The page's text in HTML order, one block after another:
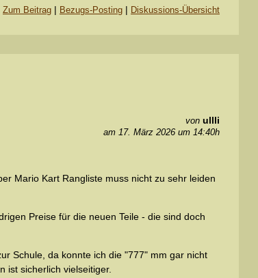
Zum Beitrag | Bezugs-Posting | Diskussions-Übersicht
von ullli
am 17. März 2026 um 14:40h
Mario Kart Rangliste muss nicht zu sehr leiden
Preise für die neuen Teile - die sind doch
Schule, da konnte ich die "777" mm gar nicht
ist sicherlich vielseitiger.